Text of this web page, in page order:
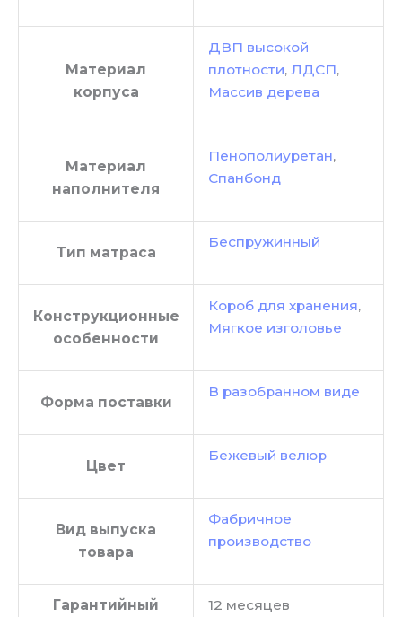
Материал
корпуса
ДВП высокой
плотности, ЛДСП,
Массив дерева
Материал
наполнителя
Пенополиуретан,
Спанбонд
Тип матраса
Беспружинный
Конструкционные
особенности
Короб для хранения,
Мягкое изголовье
Форма поставки
В разобранном виде
Цвет
Бежевый велюр
Вид выпуска
товара
Фабричное
производство
Гарантийный
12 месяцев